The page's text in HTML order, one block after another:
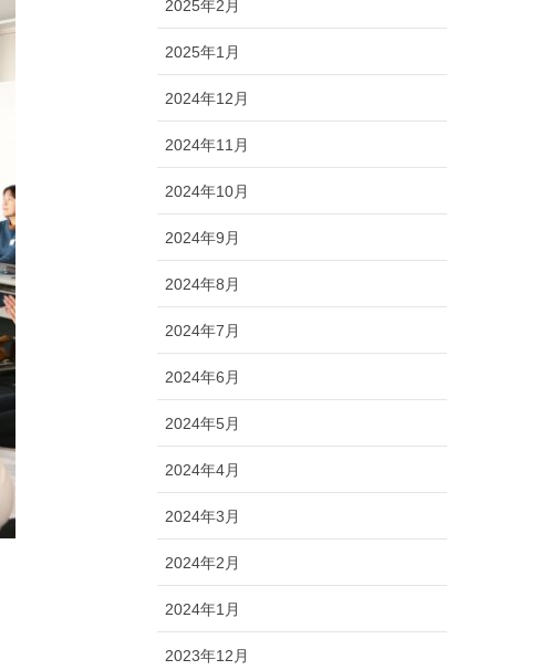
2025年2月
2025年1月
2024年12月
2024年11月
2024年10月
2024年9月
2024年8月
2024年7月
2024年6月
2024年5月
2024年4月
2024年3月
2024年2月
2024年1月
2023年12月